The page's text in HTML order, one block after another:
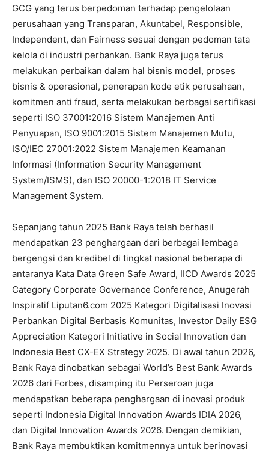
GCG yang terus berpedoman terhadap pengelolaan
perusahaan yang Transparan, Akuntabel, Responsible,
Independent, dan Fairness sesuai dengan pedoman tata
kelola di industri perbankan. Bank Raya juga terus
melakukan perbaikan dalam hal bisnis model, proses
bisnis & operasional, penerapan kode etik perusahaan,
komitmen anti fraud, serta melakukan berbagai sertifikasi
seperti ISO 37001:2016 Sistem Manajemen Anti
Penyuapan, ISO 9001:2015 Sistem Manajemen Mutu,
ISO/IEC 27001:2022 Sistem Manajemen Keamanan
Informasi (Information Security Management
System/ISMS), dan ISO 20000-1:2018 IT Service
Management System.
Sepanjang tahun 2025 Bank Raya telah berhasil
mendapatkan 23 penghargaan dari berbagai lembaga
bergengsi dan kredibel di tingkat nasional beberapa di
antaranya Kata Data Green Safe Award, IICD Awards 2025
Category Corporate Governance Conference, Anugerah
Inspiratif Liputan6.com 2025 Kategori Digitalisasi Inovasi
Perbankan Digital Berbasis Komunitas, Investor Daily ESG
Appreciation Kategori Initiative in Social Innovation dan
Indonesia Best CX-EX Strategy 2025. Di awal tahun 2026,
Bank Raya dinobatkan sebagai World’s Best Bank Awards
2026 dari Forbes, disamping itu Perseroan juga
mendapatkan beberapa penghargaan di inovasi produk
seperti Indonesia Digital Innovation Awards IDIA 2026,
dan Digital Innovation Awards 2026. Dengan demikian,
Bank Raya membuktikan komitmennya untuk berinovasi